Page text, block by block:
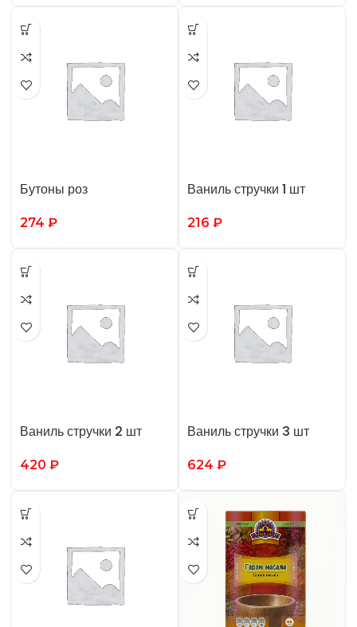
Бутоны роз
274 ₽
Ваниль стручки 1 шт
216 ₽
Ваниль стручки 2 шт
420 ₽
Ваниль стручки 3 шт
624 ₽